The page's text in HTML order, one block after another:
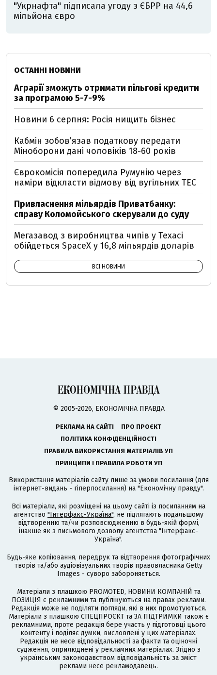
"Укрнафта" підписала угоду з ЄБРР на 44,6
мільйона євро
ОСТАННІ НОВИНИ
Аграрії зможуть отримати пільгові кредити
за програмою 5-7-9%
Новини 6 серпня: Росія нищить бізнес
Кабмін зобовʼязав податкову передати
Міноборони дані чоловіків 18-60 років
Єврокомісія попередила Румунію через
наміри відкласти відмову від вугільних ТЕС
Привласнення мільярдів Приватбанку:
справу Коломойського скерували до суду
Мегазавод з виробництва чипів у Техасі
обійдеться SpaceX у 16,8 мільярдів доларів
ВСІ НОВИНИ
© 2005-2026, ЕКОНОМІЧНА ПРАВДА
РЕКЛАМА НА САЙТІ
ПРО ПРОЄКТ
ПОЛІТИКА КОНФІДЕНЦІЙНОСТІ
ПРАВИЛА ВИКОРИСТАННЯ МАТЕРІАЛІВ УП
ПРИНЦИПИ І ПРАВИЛА РОБОТИ УП
Використання матеріалів сайту лише за умови посилання (для
інтернет-видань - гіперпосилання) на "Економічну правду".
Всі матеріали, які розміщені на цьому сайті із посиланням на
агентство "Інтерфакс-Україна", не підлягають подальшому
відтворенню та/чи розповсюдженню в будь-якій формі,
інакше як з письмового дозволу агентства "Інтерфакс-
Україна".
Будь-яке копіювання, передрук та відтворення фотографічних
творів та/або аудіовізуальних творів правовласника Getty
Images - суворо забороняється.
Матеріали з плашкою PROMOTED, НОВИНИ КОМПАНІЙ та
ПОЗИЦІЯ є рекламними та публікуються на правах реклами.
Редакція може не поділяти погляди, які в них промотуються.
Матеріали з плашкою СПЕЦПРОЄКТ та ЗА ПІДТРИМКИ також є
рекламними, проте редакція бере участь у підготовці цього
контенту і поділяє думки, висловлені у цих матеріалах.
Редакція не несе відповідальності за факти та оціночні
судження, оприлюднені у рекламних матеріалах. Згідно з
українським законодавством відповідальність за зміст
реклами несе рекламодавець.